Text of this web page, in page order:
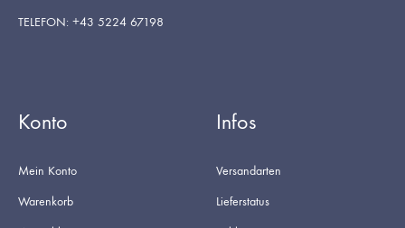
TELEFON: +43 5224 67198
Konto
Mein Konto
Warenkorb
Infos
Versandarten
Lieferstatus